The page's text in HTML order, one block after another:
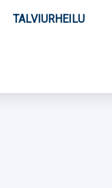
TALVIURHEILU